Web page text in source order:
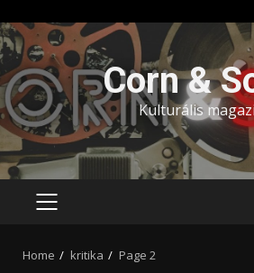
Skip
to
content
Corn &
Kulturális
PRIMARY
Home kritika Page 2